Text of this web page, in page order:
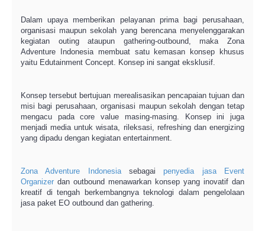
Dalam upaya memberikan pelayanan prima bagi perusahaan,
organisasi maupun sekolah yang berencana menyelenggarakan
kegiatan outing ataupun gathering-outbound, maka Zona
Adventure Indonesia membuat satu kemasan konsep khusus
yaitu Edutainment Concept. Konsep ini sangat eksklusif.
Konsep tersebut bertujuan merealisasikan pencapaian tujuan dan
misi bagi perusahaan, organisasi maupun sekolah dengan tetap
mengacu pada core value masing-masing. Konsep ini juga
menjadi media untuk wisata, rileksasi, refreshing dan energizing
yang dipadu dengan kegiatan entertainment.
Zona Adventure Indonesiasebagaipenyedia jasa
Event
Organizer dan outbound menawarkan konsep yang inovatif dan
kreatif di tengah berkembangnya teknologi dalam pengelolaan
jasa paket EO outbound dan gathering.